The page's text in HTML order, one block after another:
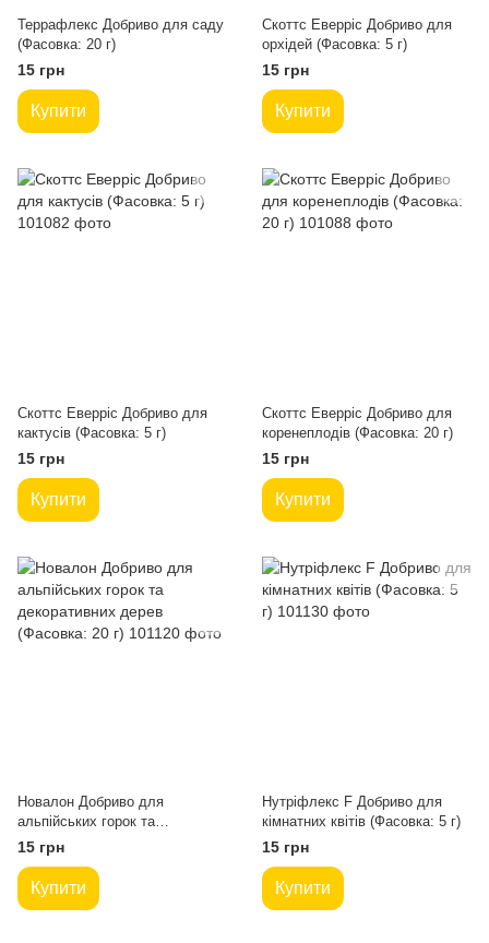
Террафлекс Добриво для саду
(Фасовка: 20 г)
15 грн
Купити
Скоттс Еверріс Добриво для
орхідей (Фасовка: 5 г)
15 грн
Купити
Скоттс Еверріс Добриво для
кактусів (Фасовка: 5 г)
15 грн
Купити
Скоттс Еверріс Добриво для
коренеплодів (Фасовка: 20 г)
15 грн
Купити
Новалон Добриво для
альпійських горок та
декоративних дерев (Фасовка:
15 грн
Купити
Нутріфлекс F Добриво для
кімнатних квітів (Фасовка: 5 г)
15 грн
Купити